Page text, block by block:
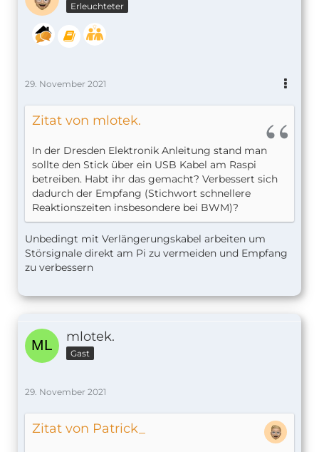
Erleuchteter
29. November 2021
Zitat von mlotek.
In der Dresden Elektronik Anleitung stand man
sollte den Stick über ein USB Kabel am Raspi
betreiben. Habt ihr das gemacht? Verbessert sich
dadurch der Empfang (Stichwort schnellere
Reaktionszeiten insbesondere bei BWM)?
Unbedingt mit Verlängerungskabel arbeiten um
Störsignale direkt am Pi zu vermeiden und Empfang
zu verbessern
mlotek.
Gast
29. November 2021
Zitat von Patrick_